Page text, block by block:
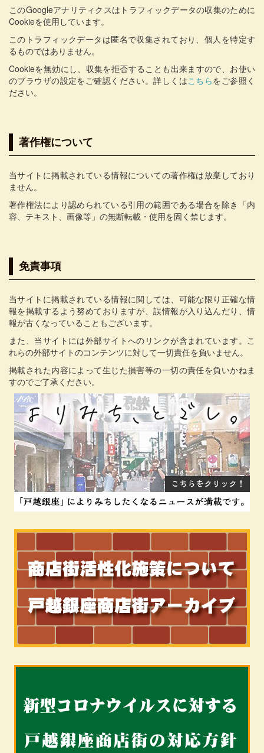
このGoogleアナリティクスはトラフィックデータの収集のために
Cookieを使用しています。
このトラフィックデータは匿名で収集されており、個人を特定す
るものではありません。
Cookieを無効にし、収集を拒否することも出来ますので、お使い
のブラウザの設定をご確認ください。詳しくはこちらをご参照く
ださい。
著作権について
当サイトに掲載されている情報についての著作権は放棄しており
ません。
著作権法により認められている引用の範囲である場合を除き「内
容、テキスト、画像等」の無断転載・使用を固く禁じます。
免責事項
当サイトに掲載されている情報に関しては、可能な限り正確な情
報を掲載するよう努めておりますが、誤情報が入り込んだり、情
報が古くなっていることもございます。
また、当サイトには外部サイトへのリンクが含まれています。こ
れらの外部サイトのコンテンツに対して一切責任を負いません。
掲載された内容によって生じた損害等の一切の責任を負いかねま
すのでご了承ください。